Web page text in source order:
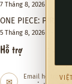
7 Tháng 8, 2026
ONE PIECE: PIRATE
5 Tháng 8, 2026
Hỗ trợ
✉ Email hỗ trợ